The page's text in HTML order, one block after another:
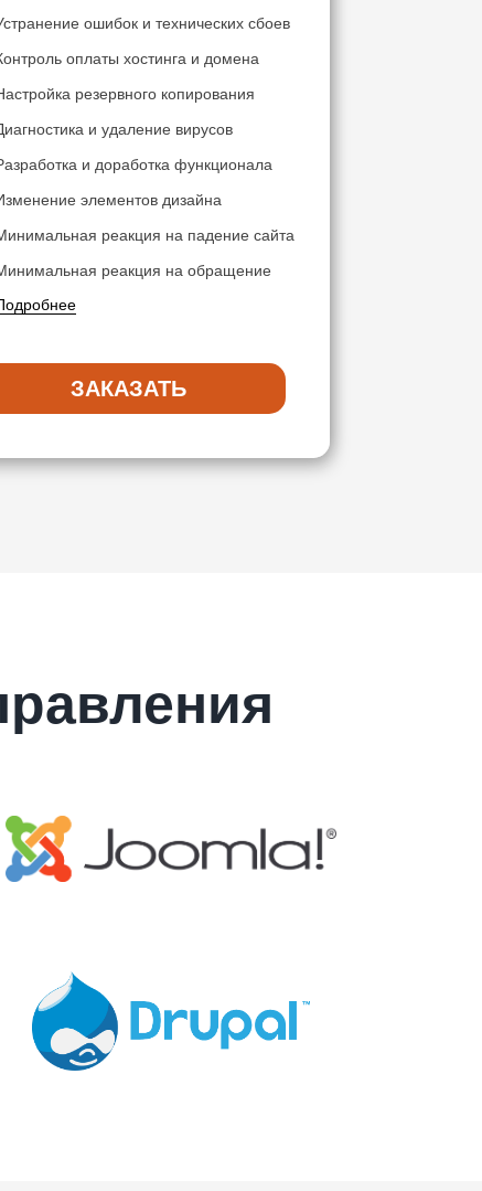
ошибок и технических сбоев
оплаты хостинга и домена
резервного копирования
и удаление вирусов
и доработка функционала
элементов дизайна
реакция на падение сайта
реакция на обращение
ЗАКАЗАТЬ